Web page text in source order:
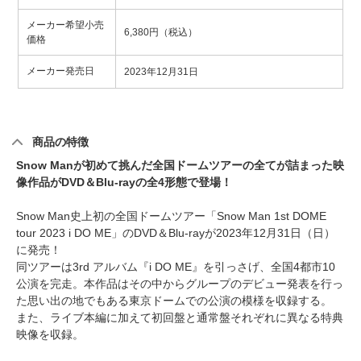
メーカー希望小売
価格
6,380円（税込）
メーカー発売日 2023年12月31日
商品の特徴
Snow Manが初めて挑んだ全国ドームツアーの全てが詰まった映
像作品がDVD＆Blu-rayの全4形態で登場！
Snow Man史上初の全国ドームツアー「Snow Man 1st DOME
tour 2023 i DO ME」のDVD＆Blu-rayが2023年12月31日（日）
に発売！
同ツアーは3rd アルバム『i DO ME』を引っさげ、全国4都市10
公演を完走。本作品はその中からグループのデビュー発表を行っ
た思い出の地でもある東京ドームでの公演の模様を収録する。
また、ライブ本編に加えて初回盤と通常盤それぞれに異なる特典
映像を収録。